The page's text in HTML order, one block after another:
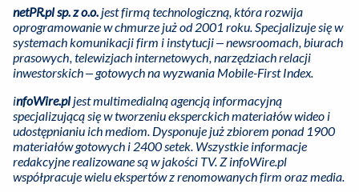
netPR.pl sp. z o.o. jest firmą technologiczną, która rozwija
oprogramowanie w chmurze już od 2001 roku. Specjalizuje się w
systemach komunikacji firm i instytucji – newsroomach, biurach
prasowych, telewizjach internetowych, narzędziach relacji
inwestorskich – gotowych na wyzwania Mobile-First Index.
infoWire.pljest multimedialną agencją informacyjną
specjalizującą się w tworzeniu eksperckich materiałów wideo i
udostępnianiu ich mediom. Dysponuje jużzbiorem ponad 1900
materiałów gotowych i 2400 setek. Wszystkie informacje
redakcyjne realizowane są w jakości TV. Z infoWire.pl
współpracuje wielu ekspertów z renomowanych firm oraz media.